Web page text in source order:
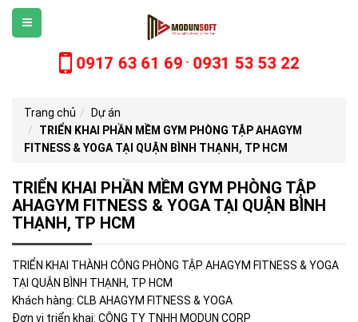
0917 63 61 69 - 0931 53 53 22
Trang chủ
Dự án
TRIỂN KHAI PHẦN MỀM GYM PHÒNG TẬP AHAGYM
FITNESS & YOGA TẠI QUẬN BÌNH THẠNH, TP HCM
TRIỂN KHAI PHẦN MỀM GYM PHÒNG TẬP
AHAGYM FITNESS & YOGA TẠI QUẬN BÌNH
THẠNH, TP HCM
TRIỂN KHAI THÀNH CÔNG PHÒNG TẬP AHAGYM FITNESS & YOGA
TẠI QUẬN BÌNH THẠNH, TP HCM
Khách hàng: CLB AHAGYM FITNESS & YOGA
Đơn vị triển khai: CÔNG TY TNHH MODUN CORP